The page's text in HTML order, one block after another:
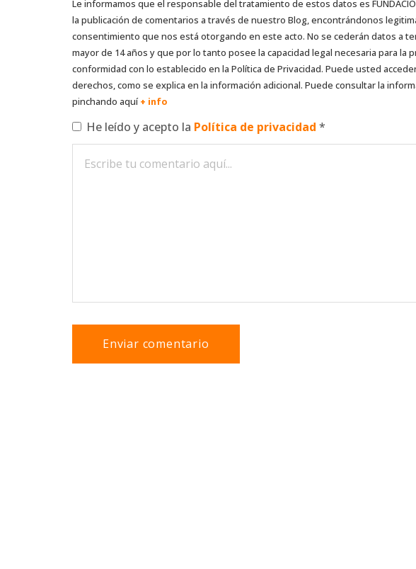
Le informamos que el responsable del tratamiento de estos datos es
la publicación de comentarios a través de nuestro Blog, encontrándonos
consentimiento que nos está otorgando en este acto. No se cederán datos a
mayor de 14 años y que por lo tanto posee la capacidad legal necesaria para
conformidad con lo establecido en la Política de Privacidad. Puede usted
derechos, como se explica en la información adicional. Puede consultar la
pinchando aquí+ info
He leído y acepto la Política de privacidad *